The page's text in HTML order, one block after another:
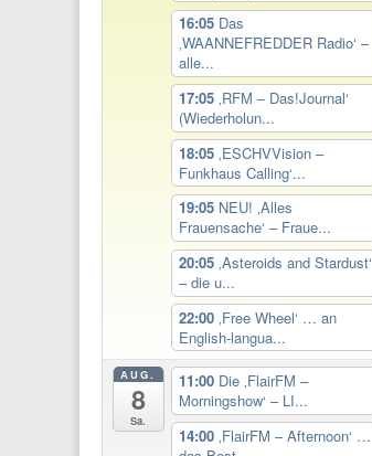
16:05 Das
‚WAANNEFREDDER Radio‘ –
alle...
17:05 ‚RFM – Das!Journal‘
(Wiederholun...
18:05 ‚ESCHVVision –
Funkhaus Calling‘...
19:05 NEU! ‚Alles
Frauensache‘ – Fraue...
20:05 ‚Asteroids and Stardust‘
– die u...
22:00 ‚Free Wheel‘ … an
English-langua...
AUG.
8
Sa.
11:00 Die ‚FlairFM –
Morningshow‘ – LI...
14:00 ‚FlairFM – Afternoon‘ …